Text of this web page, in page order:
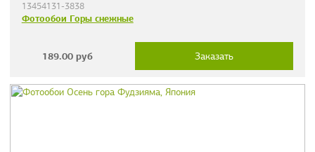
13454131-3838
Фотообои Горы снежные
189.00 руб Заказать